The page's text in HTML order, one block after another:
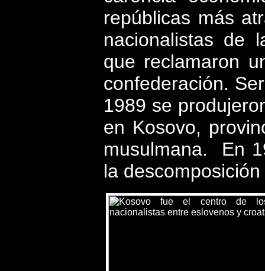
repúblicas más
nacionalistas de
que reclamaron
confederación.
1989 se
en Kosovo,
musulmana.
En
la